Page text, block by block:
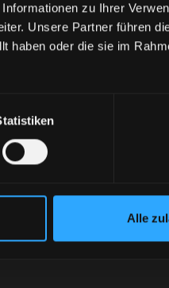
zu Ihrer
Unsere Partner führen
haben oder die sie im
Alle